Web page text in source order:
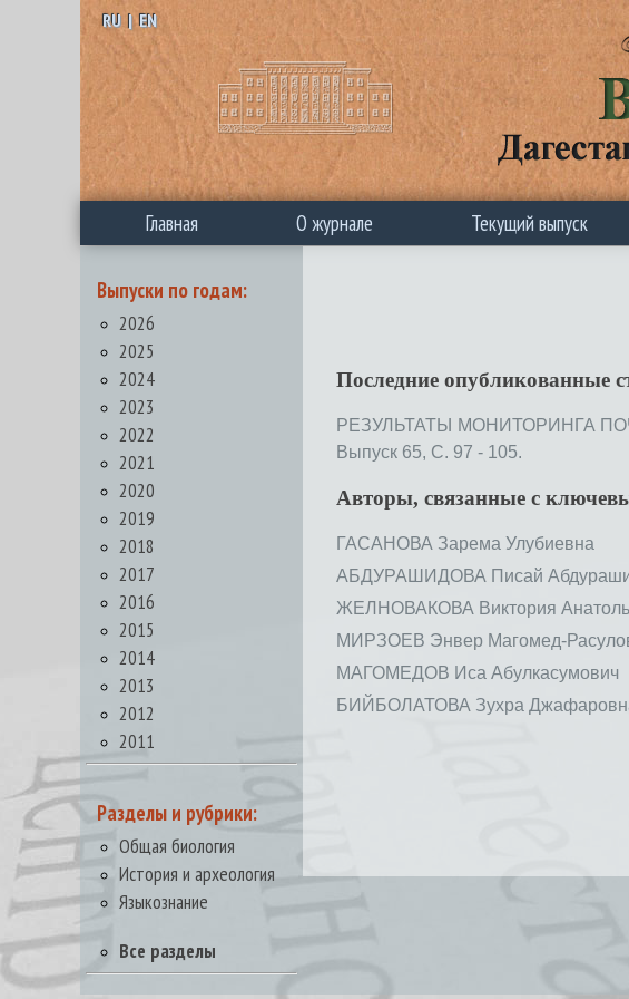
RU | EN
Главная О журнале Текущий выпуск
Выпуски по годам:
2026
2025
2024
2023
2022
2021
2020
2019
2018
2017
2016
2015
2014
2013
2012
2011
Разделы и рубрики:
Общая биология
История и археология
Языкознание
Все разделы
Последние опубликованные
РЕЗУЛЬТАТЫ МОНИТОРИНГА
Выпуск 65, С. 97 - 105.
Авторы, связанные с
ГАСАНОВА Зарема Улубиевна
АБДУРАШИДОВА Писай
ЖЕЛНОВАКОВА Виктория
МИРЗОЕВ Энвер Магомед-
МАГОМЕДОВ Иса Абулкасумович
БИЙБОЛАТОВА Зухра